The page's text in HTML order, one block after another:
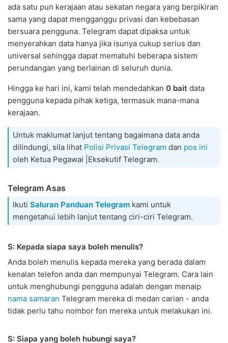
ada satu pun kerajaan atau sekatan negara yang berpikiran
sama yang dapat mengganggu privasi dan kebebasan
bersuara pengguna. Telegram dapat dipaksa untuk
menyerahkan data hanya jika isunya cukup serius dan
universal sehingga dapat mematuhi beberapa sistem
perundangan yang berlainan di seluruh dunia.
Hingga ke hari ini, kami telah mendedahkan 0 bait data
pengguna kepada pihak ketiga, termasuk mana-mana
kerajaan.
Untuk maklumat lanjut tentang bagaimana data anda
dilindungi, sila lihat Polisi Privasi Telegram dan pos ini
oleh Ketua Pegawai |Eksekutif Telegram.
Telegram Asas
Ikuti Saluran Panduan Telegram kami untuk
mengetahui lebih lanjut tentang ciri-ciri Telegram.
S: Kepada siapa saya boleh menulis?
Anda boleh menulis kepada mereka yang berada dalam
kenalan telefon anda dan mempunyai Telegram. Cara lain
untuk menghubungi pengguna adalah dengan menaip
nama samaran Telegram mereka di medan carian - anda
tidak perlu tahu nombor fon mereka untuk melakukan ini.
S: Siapa yang boleh hubungi saya?